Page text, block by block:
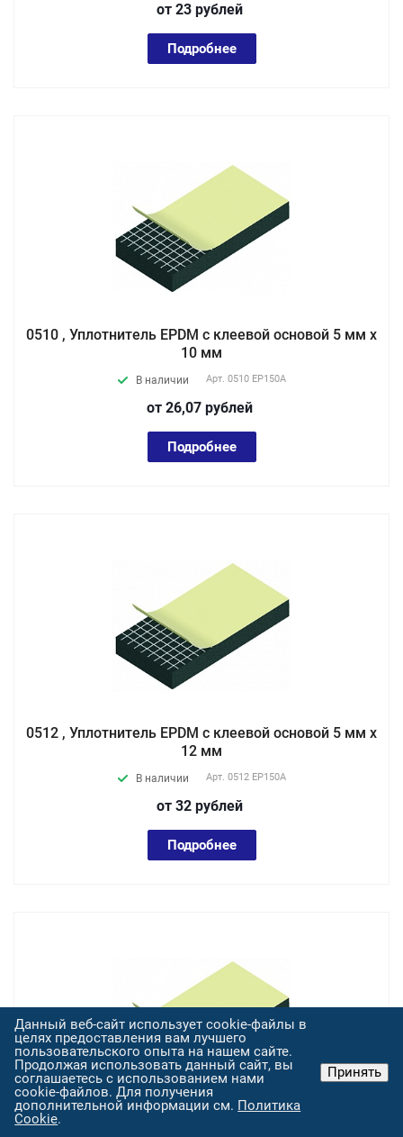
от 23 рублей
Подробнее
0510 , Уплотнитель EPDM с клеевой основой 5 мм х
10 мм
В наличии Арт. 0510 EP150А
от 26,07 рублей
Подробнее
0512 , Уплотнитель EPDM с клеевой основой 5 мм х
12 мм
В наличии Арт. 0512 EP150А
от 32 рублей
Подробнее
0515 , Уплотнитель EPDM с клеевой основой 5 мм х
Данный веб-сайт использует cookie-файлы в
целях предоставления вам лучшего
пользовательского опыта на нашем сайте.
Продолжая использовать данный сайт, вы
соглашаетесь с использованием нами
cookie-файлов. Для получения
дополнительной информации см. Политика
Cookie.
Принять